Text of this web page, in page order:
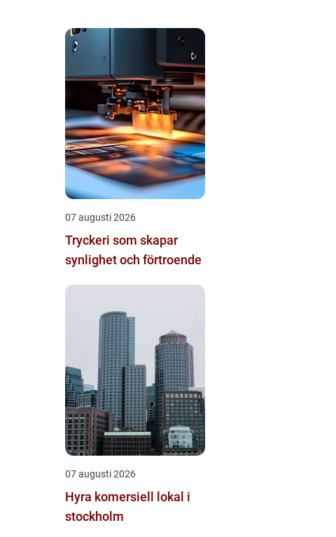
07 augusti 2026
Tryckeri som skapar
synlighet och förtroende
07 augusti 2026
Hyra komersiell lokal i
stockholm